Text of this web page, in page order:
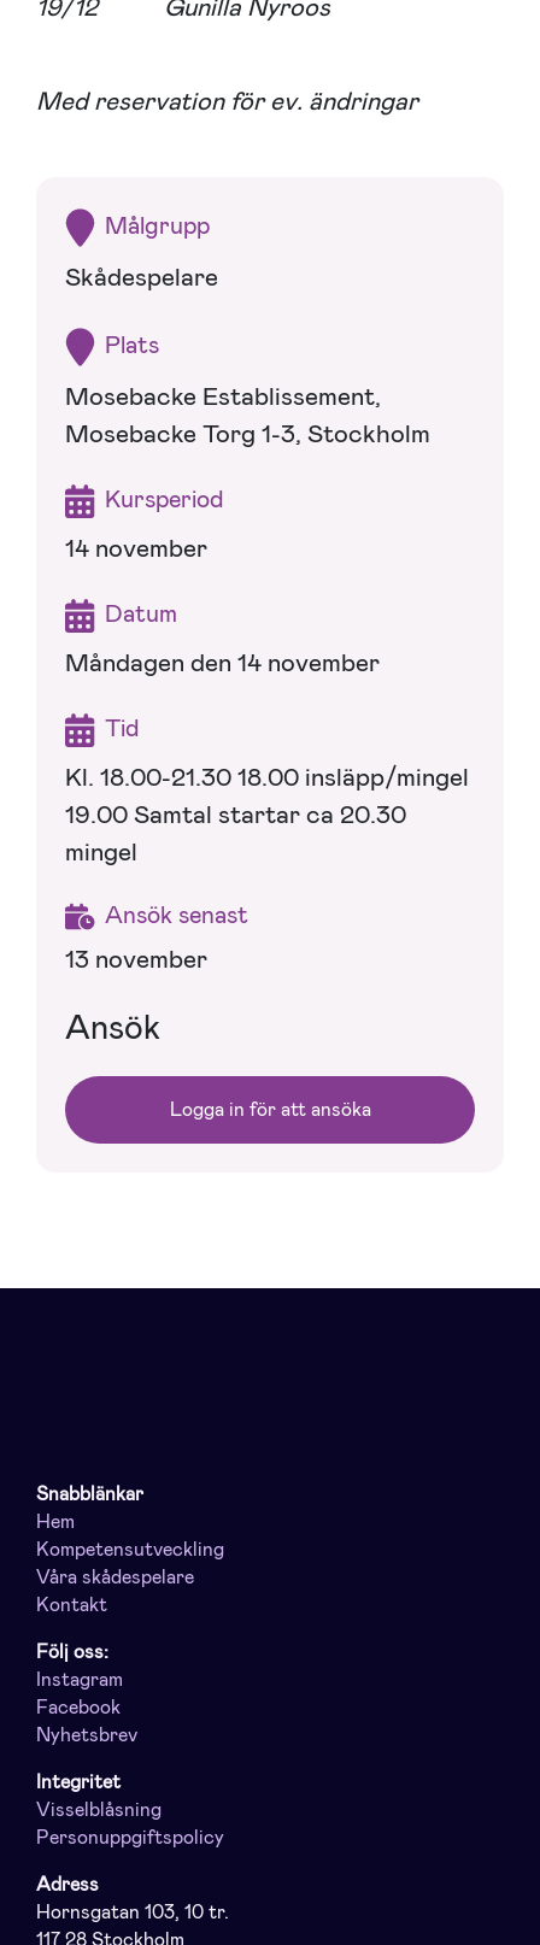
19/12 Gunilla Nyroos
Med reservation för ev. ändringar
Målgrupp
Skådespelare
Plats
Mosebacke Establissement,
Mosebacke Torg 1-3, Stockholm
Kursperiod
14 november
Datum
Måndagen den 14 november
Tid
Kl. 18.00-21.30 18.00 insläpp/mingel
19.00 Samtal startar ca 20.30
mingel
Ansök senast
13 november
Ansök
Logga in för att ansöka
Snabblänkar
Hem
Kompetensutveckling
Våra skådespelare
Kontakt
Följ oss:
Instagram
Facebook
Nyhetsbrev
Integritet
Visselblåsning
Personuppgiftspolicy
Adress
Hornsgatan 103, 10 tr.